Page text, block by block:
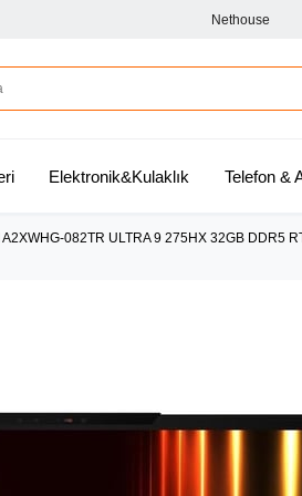
Nethouse
Elektronik&Kulaklık Telefon &
A2XWHG-082TR ULTRA 9 275HX 32GB DDR5